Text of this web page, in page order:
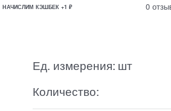
НАЧИСЛИМ КЭШБЕК +1 ₽ 0
Ед. измерения: шт
Количество: